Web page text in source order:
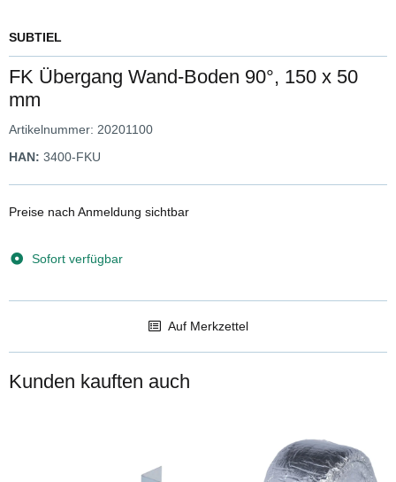
SUBTIEL
FK Übergang Wand-Boden 90°, 150 x 50
mm
Artikelnummer: 20201100
HAN: 3400-FKU
Preise nach Anmeldung sichtbar
Sofort verfügbar
Auf Merkzettel
Kunden kauften auch